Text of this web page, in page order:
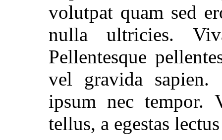
volutpat quam sed
nulla ultricies.
Pellentesque
vel gravida sapien.
ipsum nec tempor.
tellus, a egestas